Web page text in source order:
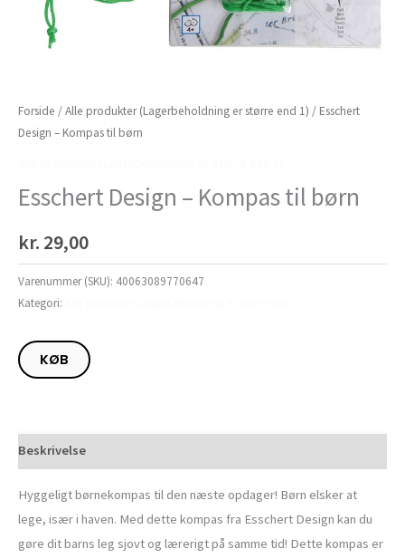
Forside /Alle produkter (Lagerbeholdning er større end 1) / Esschert
Design – Kompas til børn
Esschert Design – Kompas til børn
kr. 29,00
Varenummer (SKU): 40063089770647
Kategori:
KØB
Beskrivelse
Hyggeligt børnekompas til den næste opdager! Børn elsker at
lege, især i haven. Med dette kompas fra Esschert Design kan du
gøre dit barns leg sjovt og lærerigt på samme tid! Dette kompas er